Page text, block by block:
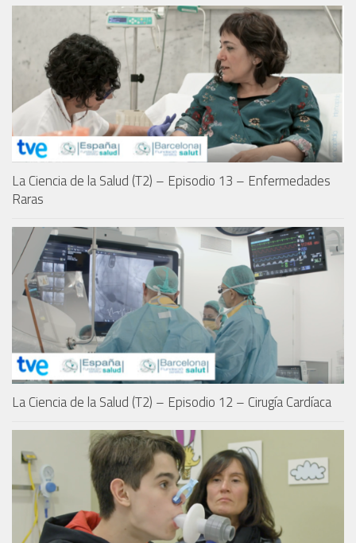
La Ciencia de la Salud (T2) – Episodio 13 – Enfermedades
Raras
La Ciencia de la Salud (T2) – Episodio 12 – Cirugía Cardíaca